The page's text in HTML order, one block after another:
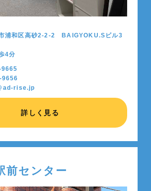
浦和区高砂2-2-2 BAIGYOKU.Sビル3
4分
9656
rise.jp
詳しく見る
前センター